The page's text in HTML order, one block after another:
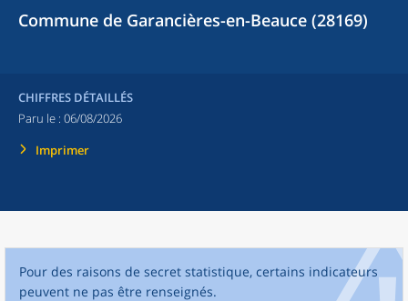
Commune de Garancières-en-Beauce (28169)
CHIFFRES DÉTAILLÉS
Paru le : 06/08/2026
Imprimer
Pour des raisons de secret statistique, certains indicateurs
peuvent ne pas être renseignés.